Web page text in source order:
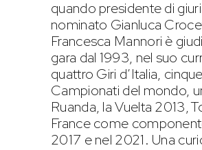
quando presidente di
nominato Gianluca
Francesca Mannori è
gara dal 1993, nel suo
quattro Giri d’Italia, cinque
Campionati del mondo,
Ruanda, la Vuelta 2013,
France come
2017 e nel 2021. Una